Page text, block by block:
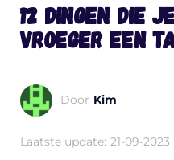
12 dingen die
vroeger een
Door Kim
Laatste update: 21-09-2023